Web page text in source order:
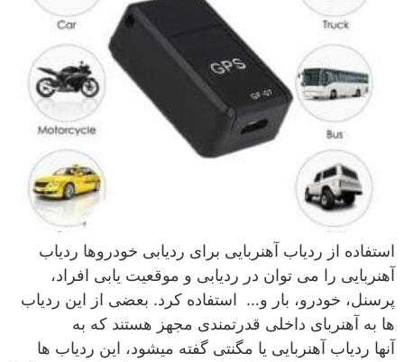
استفاده از ردیاب آهنربایی برای ردیابی خودروها ردیاب
آهنربایی را می توان در ردیابی و موقعیت یابی افراد،
پرسنل، خودرو، بار و… استفاده کرد. بعضی از این ردیاب
ها به آهنربای داخلی قدرتمندی مجهز هستند که به
آنها ردیاب آهنربایی یا مگنتی گفته میشود، این ردیاب ها